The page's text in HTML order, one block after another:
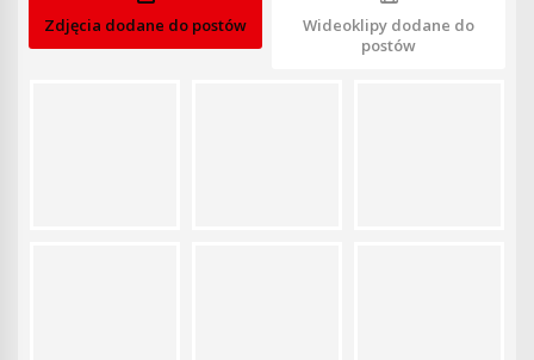
Zdjęcia dodane do postów
Wideoklipy dodane do
postów